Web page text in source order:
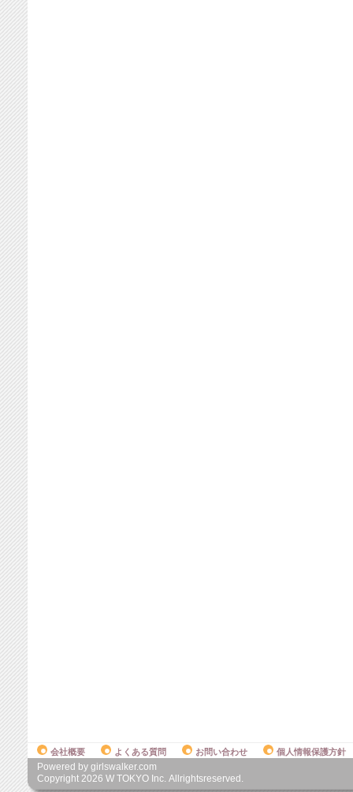
会社概要 よくある質問 お問い合わせ 個人情報保護方針
Powered by girlswalker.com
Copyright 2026 W TOKYO Inc. Allrightsreserved.